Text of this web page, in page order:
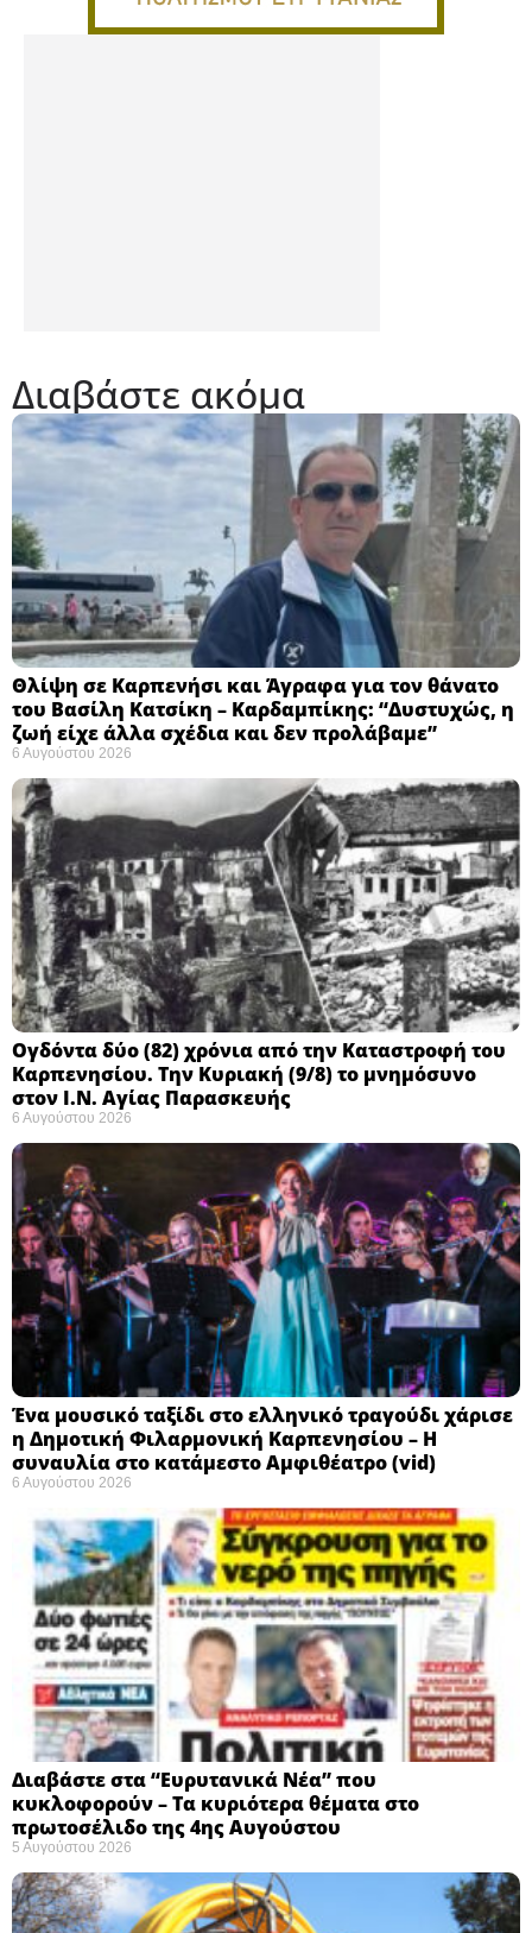
Διαβάστε ακόμα
Θλίψη σε Καρπενήσι και Άγραφα για τον θάνατο
του Βασίλη Κατσίκη – Καρδαμπίκης: “Δυστυχώς, η
ζωή είχε άλλα σχέδια και δεν προλάβαμε”
6 Αυγούστου 2026
Ογδόντα δύο (82) χρόνια από την Καταστροφή του
Καρπενησίου. Την Κυριακή (9/8) το μνημόσυνο
στον Ι.Ν. Αγίας Παρασκευής
6 Αυγούστου 2026
Ένα μουσικό ταξίδι στο ελληνικό τραγούδι χάρισε
η Δημοτική Φιλαρμονική Καρπενησίου – Η
συναυλία στο κατάμεστο Αμφιθέατρο (vid)
6 Αυγούστου 2026
Διαβάστε στα “Ευρυτανικά Νέα” που
κυκλοφορούν – Τα κυριότερα θέματα στο
πρωτοσέλιδο της 4ης Αυγούστου
5 Αυγούστου 2026